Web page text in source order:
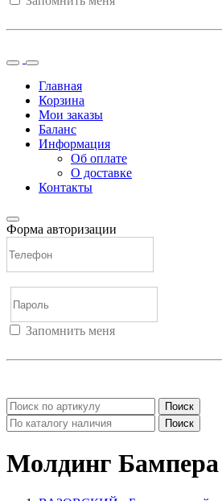
Главная
Корзина
Мои заказы
Баланс
Информация
Об оплате
О доставке
Контакты
Форма авторизации
Запомнить меня
Поиск
Поиск
Молдинг